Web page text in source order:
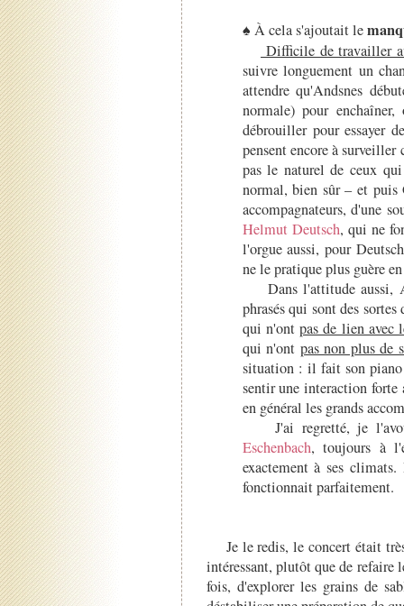
♠ À cela s'ajoutait le
Difficile de travailler
suivre longuement un
attendre qu'Andsnes
normale) pour
débrouiller pour essayer
pensent encore à
pas le naturel de ceux
normal, bien sûr – et puis
accompagnateurs, d'une
Helmut Deutsch, qui ne
l'orgue aussi, pour
ne le pratique plus guère
Dans l'attitude aussi,
phrasés qui sont des
qui n'ontpas de lien avec
qui n'ont pas non plus de
situation : il fait son
sentir une interaction
en général les grands
J'ai regretté, je
Eschenbach, toujours à
exactement à ses
fonctionnait parfaitement.
Je le redis, le concert était
intéressant, plutôt que de refaire
fois, d'explorer les grains de